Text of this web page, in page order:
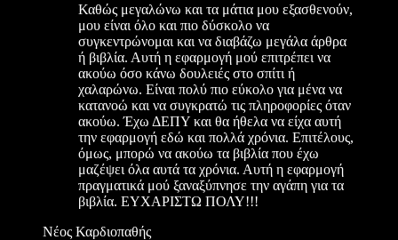
Καθώς μεγαλώνω και τα μάτια μου εξασθενούν,
μου είναι όλο και πιο δύσκολο να
συγκεντρώνομαι και να διαβάζω μεγάλα άρθρα
ή βιβλία. Αυτή η εφαρμογή μού επιτρέπει να
ακούω όσο κάνω δουλειές στο σπίτι ή
χαλαρώνω. Είναι πολύ πιο εύκολο για μένα να
κατανοώ και να συγκρατώ τις πληροφορίες όταν
ακούω. Έχω ΔΕΠΥ και θα ήθελα να είχα αυτή
την εφαρμογή εδώ και πολλά χρόνια. Επιτέλους,
όμως, μπορώ να ακούω τα βιβλία που έχω
μαζέψει όλα αυτά τα χρόνια. Αυτή η εφαρμογή
πραγματικά μού ξαναξύπνησε την αγάπη για τα
βιβλία. ΕΥΧΑΡΙΣΤΩ ΠΟΛΥ!!!
Νέος Καρδιοπαθής